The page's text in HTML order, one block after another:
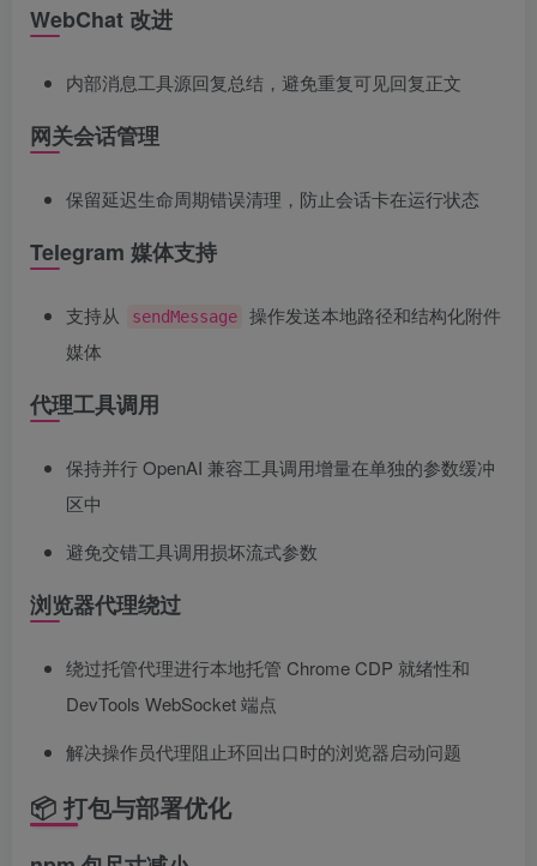
WebChat 改进
内部消息工具源回复总结，避免重复可见回复正文
网关会话管理
保留延迟生命周期错误清理，防止会话卡在运行状态
Telegram 媒体支持
支持从 sendMessage
操作发送本地路径和结构化附件
媒体
代理工具调用
保持并行 OpenAI 兼容工具调用增量在单独的参数缓冲
区中
避免交错工具调用损坏流式参数
浏览器代理绕过
绕过托管代理进行本地托管 Chrome CDP 就绪性和
DevTools WebSocket 端点
解决操作员代理阻止环回出口时的浏览器启动问题
📦 打包与部署优化